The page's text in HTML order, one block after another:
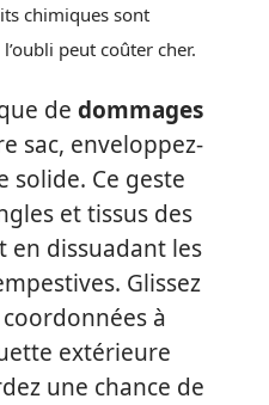
chimiques sont
peut coûter cher.
de dommages
sac, enveloppez-
solide. Ce geste
et tissus des
dissuadant les
Glissez
à
extérieure
une chance de